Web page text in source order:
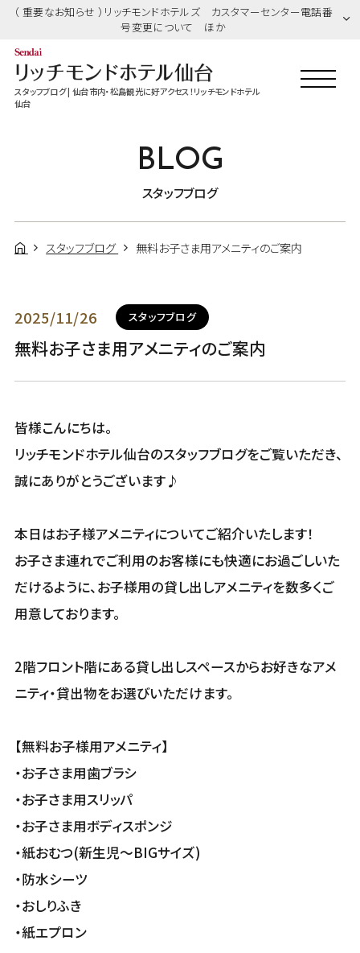
（ 重要なお知らせ ）リッチモンドホテルズ カスタマーセンター電話番
号変更について ほか
スタッフブログ | 仙台市内・松島観光に好アクセス！リッチモンドホテル
仙台
BLOG
スタッフブログ
スタッフブログ 無料お子さま用アメニティのご案内
2025/11/26 スタッフブログ
無料お子さま用アメニティのご案内
皆様こんにちは。
リッチモンドホテル仙台のスタッフブログをご覧いただき、
誠にありがとうございます♪
本日はお子様アメニティについてご紹介いたします！
お子さま連れでご利用のお客様にも快適にお過ごしいた
だけるように、お子様用の貸し出しアメニティを数多くご
用意しております。
2階フロント階にある貸し出しスペースからお好きなアメ
ニティ・貸出物をお選びいただけます。
【無料お子様用アメニティ】
・お子さま用歯ブラシ
・お子さま用スリッパ
・お子さま用ボディスポンジ
・紙おむつ(新生児～BIGサイズ)
・防水シーツ
・おしりふき
・紙エプロン